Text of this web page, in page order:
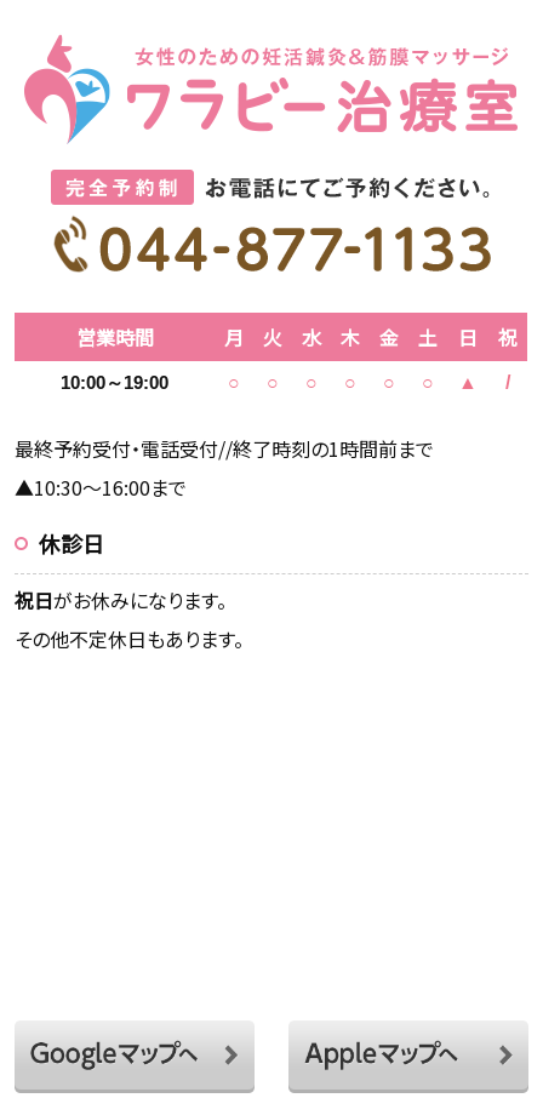
営業時間 月 火 水 木 金 土 日 祝
10:00～19:00 ○ ○ ○ ○ ○ ○ ▲ /
最終予約受付・電話受付//終了時刻の1時間前まで
▲10:30～16:00まで
休診日
祝日がお休みになります。
その他不定休日もあります。